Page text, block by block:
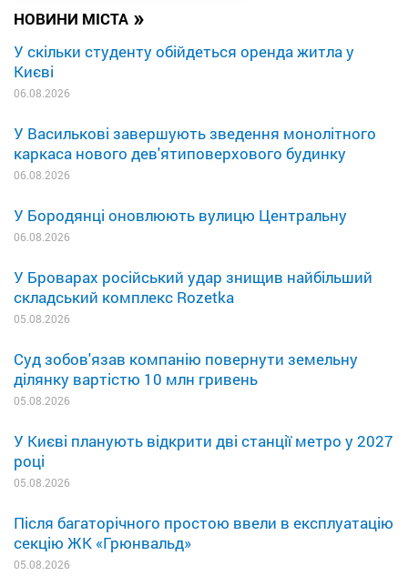
НОВИНИ МІСТА »
У скільки студенту обійдеться оренда житла у
Києві
06.08.2026
У Василькові завершують зведення монолітного
каркаса нового дев'ятиповерхового будинку
06.08.2026
У Бородянці оновлюють вулицю Центральну
06.08.2026
У Броварах російський удар знищив найбільший
складський комплекс Rozetka
05.08.2026
Суд зобов'язав компанію повернути земельну
ділянку вартістю 10 млн гривень
05.08.2026
У Києві планують відкрити дві станції метро у 2027
році
05.08.2026
Після багаторічного простою ввели в експлуатацію
секцію ЖК «Грюнвальд»
05.08.2026